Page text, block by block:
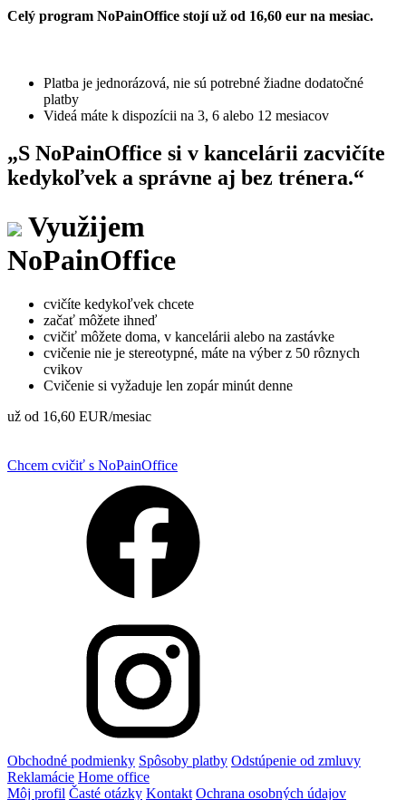
Celý program NoPainOffice stojí už od 16,60 eur na mesiac.
Platba je jednorázová, nie sú potrebné žiadne dodatočné
platby
Videá máte k dispozícii na 3, 6 alebo 12 mesiacov
„S NoPainOffice si v kancelárii zacvičíte
kedykoľvek a správne aj bez trénera.“
Využijem
NoPainOffice
cvičíte kedykoľvek chcete
začať môžete ihneď
cvičiť môžete doma, v kancelárii alebo na zastávke
cvičenie nie je stereotypné, máte na výber z 50 rôznych
cvikov
Cvičenie si vyžaduje len zopár minút denne
už od 16,60 EUR/mesiac
Chcem cvičiť s NoPainOffice
Obchodné podmienky Spôsoby platby Odstúpenie od zmluvy
Reklamácie Home office
Môj profil Časté otázky Kontakt Ochrana osobných údajov